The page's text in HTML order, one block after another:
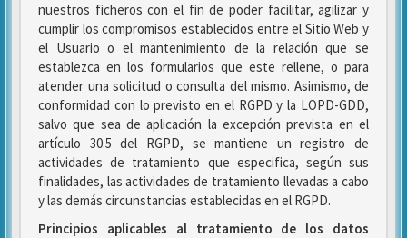
nuestros ficheros con el fin de poder facilitar, agilizar y
cumplir los compromisos establecidos entre el Sitio Web y
el Usuario o el mantenimiento de la relación que se
establezca en los formularios que este rellene, o para
atender una solicitud o consulta del mismo. Asimismo, de
conformidad con lo previsto en el RGPD y la LOPD-GDD,
salvo que sea de aplicación la excepción prevista en el
artículo 30.5 del RGPD, se mantiene un registro de
actividades de tratamiento que especifica, según sus
finalidades, las actividades de tratamiento llevadas a cabo
y las demás circunstancias establecidas en el RGPD.
Principios aplicables al tratamiento de los datos